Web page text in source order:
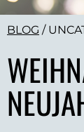
BLOG /